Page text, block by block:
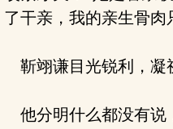
了干亲，我的亲生骨肉
靳翊谦目光锐利，凝
他分明什么都没有说